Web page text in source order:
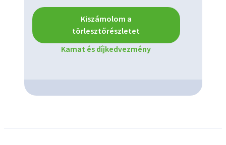
Kiszámolom a
törlesztőrészletet
Kamat és díjkedvezmény